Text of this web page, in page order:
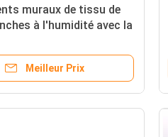
muraux de tissu de
à l'humidité avec la
Meilleur Prix